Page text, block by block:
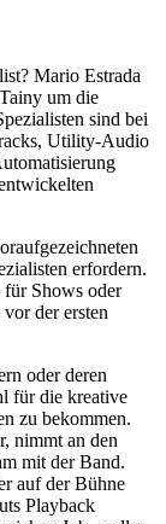
Mario Estrada
um die
sind bei
Utility-Audio
erfordern.
für Shows oder
der ersten
oder deren
für die kreative
zu bekommen.
nimmt an den
mit der Band.
auf der Bühne
Playback